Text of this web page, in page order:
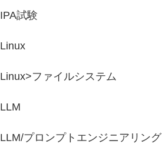
IPA試験
Linux
Linux>ファイルシステム
LLM
LLM/プロンプトエンジニアリング